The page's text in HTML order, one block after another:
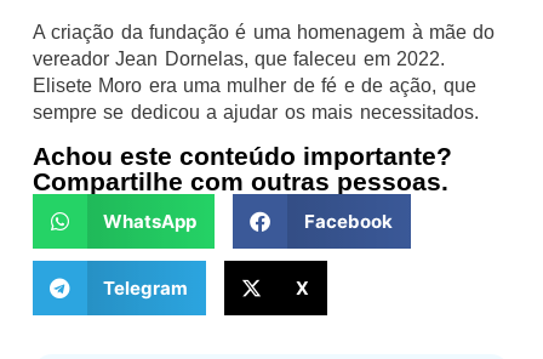
A criação da fundação é uma homenagem à mãe do
vereador Jean Dornelas, que faleceu em 2022.
Elisete Moro era uma mulher de fé e de ação, que
sempre se dedicou a ajudar os mais necessitados.
Achou este conteúdo importante?
Compartilhe com outras pessoas.
WhatsApp Facebook
Telegram X